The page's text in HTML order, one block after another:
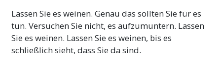
Lassen Sie es weinen. Genau das sollten Sie für es
tun. Versuchen Sie nicht, es aufzumuntern. Lassen
Sie es weinen. Lassen Sie es weinen, bis es
schließlich sieht, dass Sie da sind.